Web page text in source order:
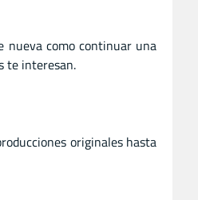
nueva como continuar una
te interesan.
originales hasta